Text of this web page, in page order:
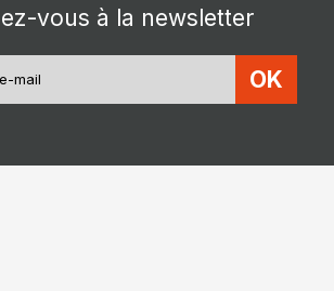
vous à la newsletter
OK